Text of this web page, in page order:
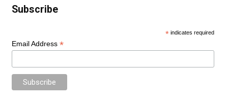
Subscribe
* indicates required
Email Address *